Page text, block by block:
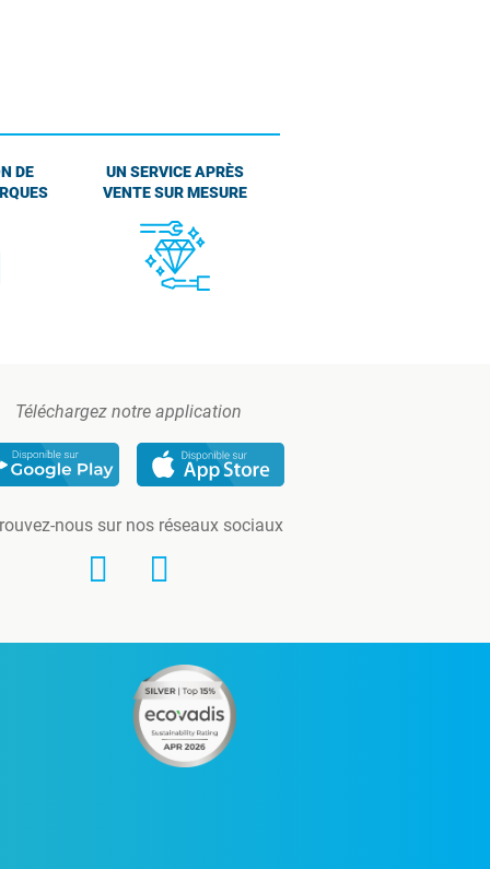
DE
UN SERVICE APRÈS
VENTE SUR MESURE
Téléchargez notre application
nous sur nos réseaux sociaux